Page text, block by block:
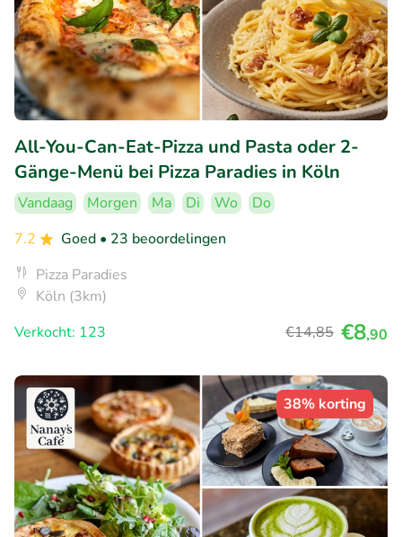
All-You-Can-Eat-Pizza und Pasta oder 2-
Gänge-Menü bei Pizza Paradies in Köln
Vandaag Morgen Ma Di Wo
Do
7.2
Goed • 23 beoordelingen
Pizza Paradies
Köln (3km)
Verkocht: 123
€14,85 €8,90
38% korting